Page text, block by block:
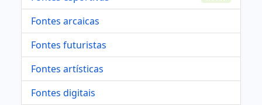
Fontes arcaicas
Fontes futuristas
Fontes artísticas
Fontes digitais